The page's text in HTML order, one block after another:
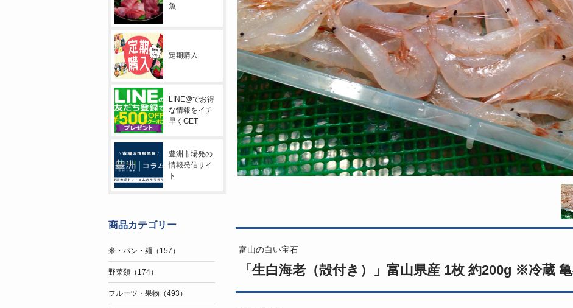
富山の白い宝石
「生白海老（殻付き）」富山県産 1枚 約200g ※冷蔵
魚
定期購入
LINE@でお得
な情報をイチ
早くGET
豊洲市場発の
情報発信サイ
ト
商品カテゴリー
米・パン・麺（157）
野菜類（174）
フルーツ・果物（493）